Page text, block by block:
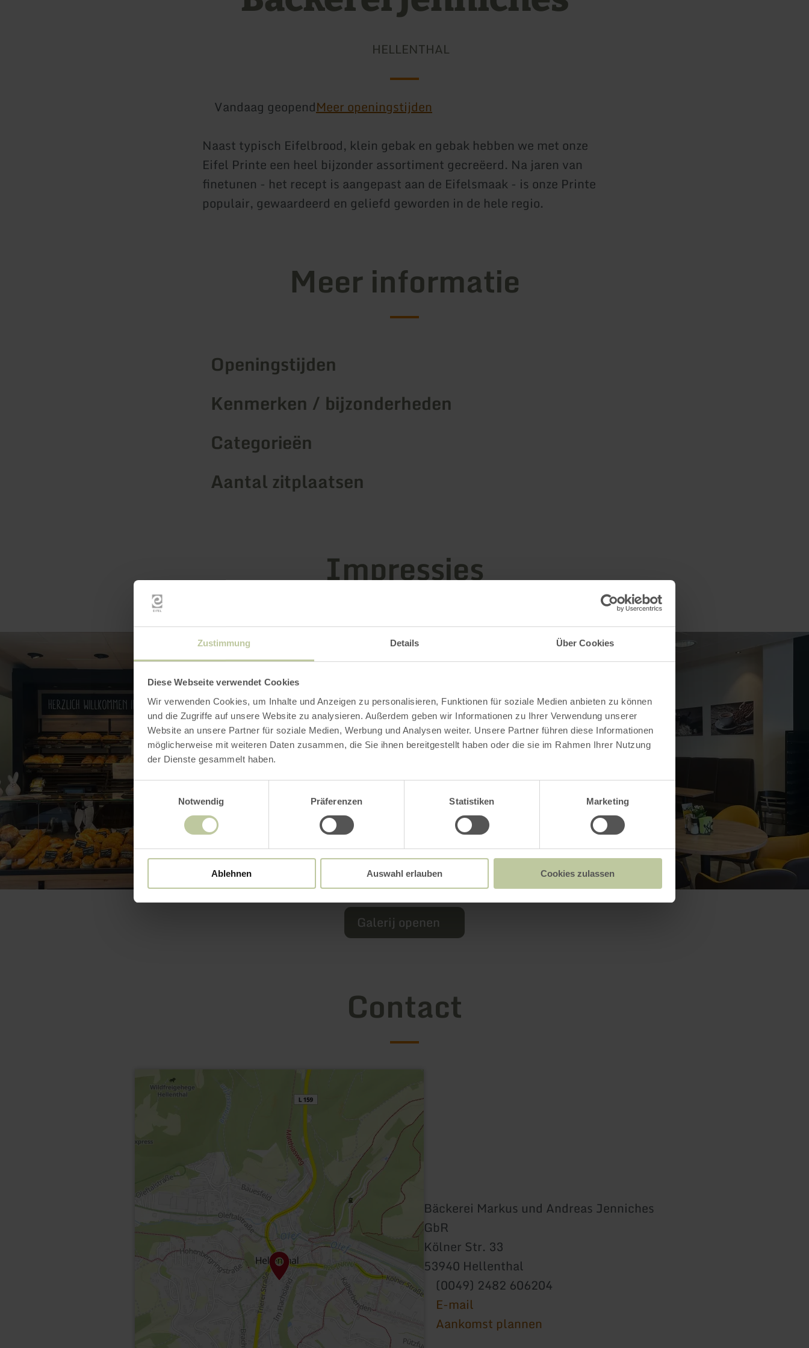
Zustimmung Details Über Cookies
Diese Webseite verwendet Cookies
Wir verwenden Cookies, um Inhalte und Anzeigen zu personalisieren, Funktionen für soziale Medien anbieten zu können
und die Zugriffe auf unsere Website zu analysieren. Außerdem geben wir Informationen zu Ihrer Verwendung unserer
Website an unsere Partner für soziale Medien, Werbung und Analysen weiter. Unsere Partner führen diese Informationen
möglicherweise mit weiteren Daten zusammen, die Sie ihnen bereitgestellt haben oder die sie im Rahmen Ihrer Nutzung
der Dienste gesammelt haben.
Einwilligungsauswahl
Notwendig
Präferenzen Statistiken Marketing
Ablehnen Auswahl erlauben Cookies zulassen
HELLENTHAL
Vandaag geopendMeer openingstijden
Naast typisch Eifelbrood, klein gebak en gebak hebben we met onze
Eifel Printe een heel bijzonder assortiment gecreëerd. Na jaren van
finetunen - het recept is aangepast aan de Eifelsmaak - is onze Printe
populair, gewaardeerd en geliefd geworden in de hele regio.
Meer informatie
Openingstijden
Kenmerken / bijzonderheden
Categorieën
Aantal zitplaatsen
Impressies
Galerij openen
Contact
Bäckerei Markus und Andreas Jenniches
GbR
Kölner Str. 33
53940 Hellenthal
(0049) 2482 606204
E-mail
Aankomst plannen